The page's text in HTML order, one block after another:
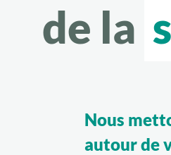
de la
Nous
autour de